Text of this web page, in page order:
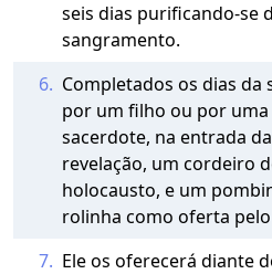
seis dias purificando-se
sangramento.
6. Completados os dias da
por um filho ou por uma
sacerdote, na entrada
revelação, um cordeiro
holocausto, e um
rolinha como oferta
7. Ele os oferecerá diante